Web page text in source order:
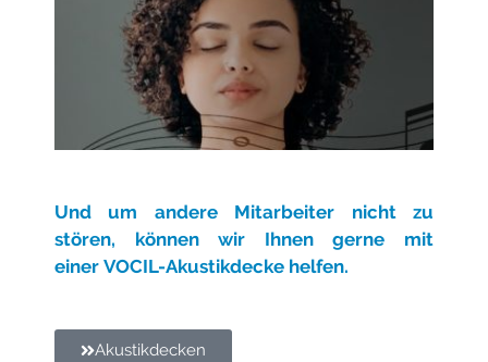
Und um andere Mitarbeiter nicht zu
stören, können wir Ihnen gerne mit
einer VOCIL-Akustikdecke helfen.
Akustikdecken